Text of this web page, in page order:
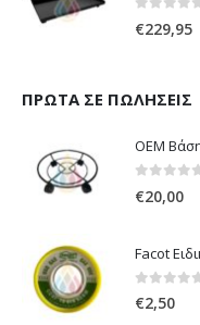
€229,95
ΠΡΏΤΑ ΣΕ ΠΩΛΉΣΕΙΣ
€20,00
0out of 5
€2,50